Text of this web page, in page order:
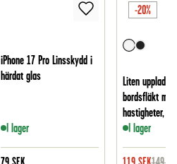
iPhone 17 Pro Linsskydd i
härdat glas
I lager
-20%
Liten
bordsfläkt
hastigheter, Vit
I lager